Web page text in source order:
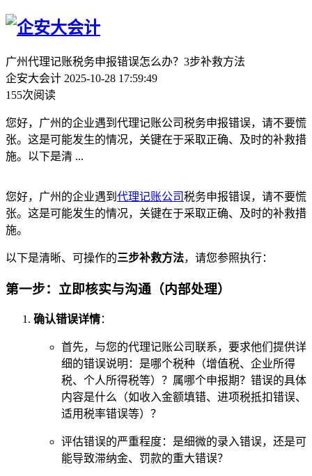
广州代理记账税务申报错误怎么办？3步补救方法
企安大会计 2025-10-28 17:59:49
155次阅读
您好，广州的企业遇到代理记账公司税务申报错误，请不要慌
张。这是可能发生的情况，关键在于采取正确、及时的补救措
施。以下是清 ...
您好，广州的企业遇到 代理记账公司税务申报错误，请不要慌
张。这是可能发生的情况，关键在于采取正确、及时的补救措
施。
以下是清晰、可操作的三步补救方法，请您参照执行：
第一步：立即核实与沟通（内部处理）
确认错误详情：
首先，与您的代理记账公司联系，要求他们提供详
细的错误说明：是哪个税种（增值税、企业所得
税、个人所得税等）？属哪个申报期？错误的具体
内容是什么（如收入金额填错、进项税抵扣错误、
适用税率错误等）？
评估错误的严重程度：是细微的录入错误，还是可
能导致滞纳金、罚款的重大错误？